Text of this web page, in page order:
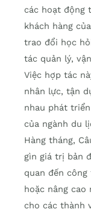
các hoạt động
khách hàng
trao đổi học
tác quản lý,
Việc hợp tác
nhân lực, tận
nhau phát
của ngành du
Hàng tháng,
gìn giá trị bản
quan đến
hoặc nâng
cho các thành